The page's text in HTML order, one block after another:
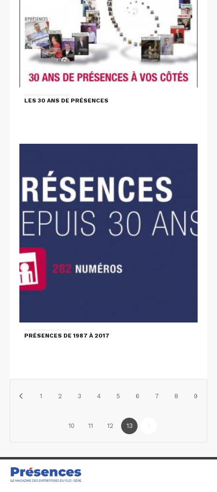
LES 30 ANS DE PRÉSENCES
PRÉSENCES DE 1987 À 2017
1 2 3 4 5 6 7 8 9
10 11 12 13